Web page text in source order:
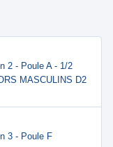
2 - Poule A - 1/2
MASCULINS D2
3 - Poule F